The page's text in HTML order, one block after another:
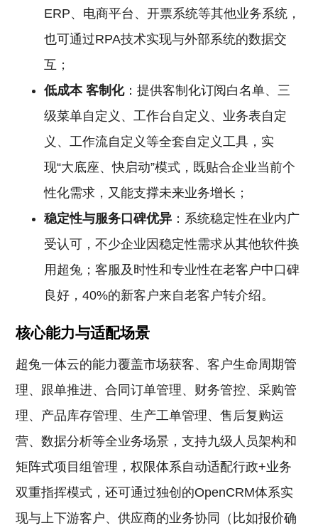
ERP、电商平台、开票系统等其他业务系统，
也可通过RPA技术实现与外部系统的数据交
互；
低成本 客制化：提供客制化订阅白名单、三
级菜单自定义、工作台自定义、业务表自定
义、工作流自定义等全套自定义工具，实
现“大底座、快启动”模式，既贴合企业当前个
性化需求，又能支撑未来业务增长；
稳定性与服务口碑优异 ：系统稳定性在业内广
受认可，不少企业因稳定性需求从其他软件换
用超兔；客服及时性和专业性在老客户中口碑
良好，40%的新客户来自老客户转介绍。
核心能力与适配场景
超兔一体云的能力覆盖市场获客、客户生命周期管
理、跟单推进、合同订单管理、财务管控、采购管
理、产品库存管理、生产工单管理、售后复购运
营、数据分析等全业务场景，支持九级人员架构和
矩阵式项目组管理，权限体系自动适配行政+业务
双重指挥模式，还可通过独创的OpenCRM体系实
现与上下游客户、供应商的业务协同（比如报价确